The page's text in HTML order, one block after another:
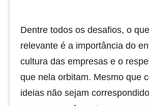
Dentre todos os desafios, o
relevante é a importância do
cultura das empresas e o
que nela orbitam. Mesmo que
ideias não sejam